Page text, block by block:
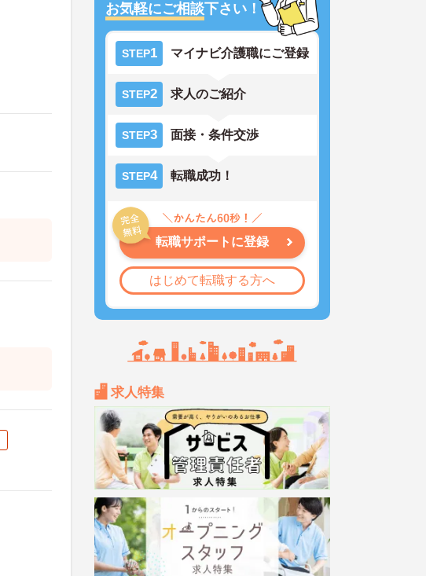
お気軽にご相談下さい！
STEP1 マイナビ介護職にご登録
STEP2 求人のご紹介
STEP3 面接・条件交渉
STEP4 転職成功！
転職サポートに登録
はじめて転職する方へ
求人特集